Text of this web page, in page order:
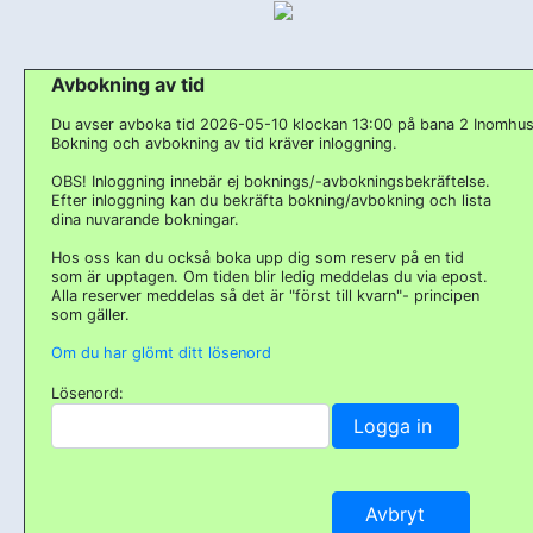
Avbokning av tid
Du avser avboka tid 2026-05-10 klockan 13:00 på bana 2
Bokning och avbokning av tid kräver inloggning.
OBS! Inloggning innebär ej boknings/-avbokningsbekräftelse.
Efter inloggning kan du bekräfta bokning/avbokning och lista
dina nuvarande bokningar.
Hos oss kan du också boka upp dig som reserv på en tid
som är upptagen. Om tiden blir ledig meddelas du via epost.
Alla reserver meddelas så det är "först till kvarn"- principen
som gäller.
Om du har glömt ditt lösenord
Lösenord: